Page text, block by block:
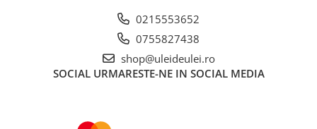
■ Ulei motor ELF
0215553652
0755827438
shop@uleideulei.ro
SOCIAL URMARESTE-NE IN SOCIAL MEDIA